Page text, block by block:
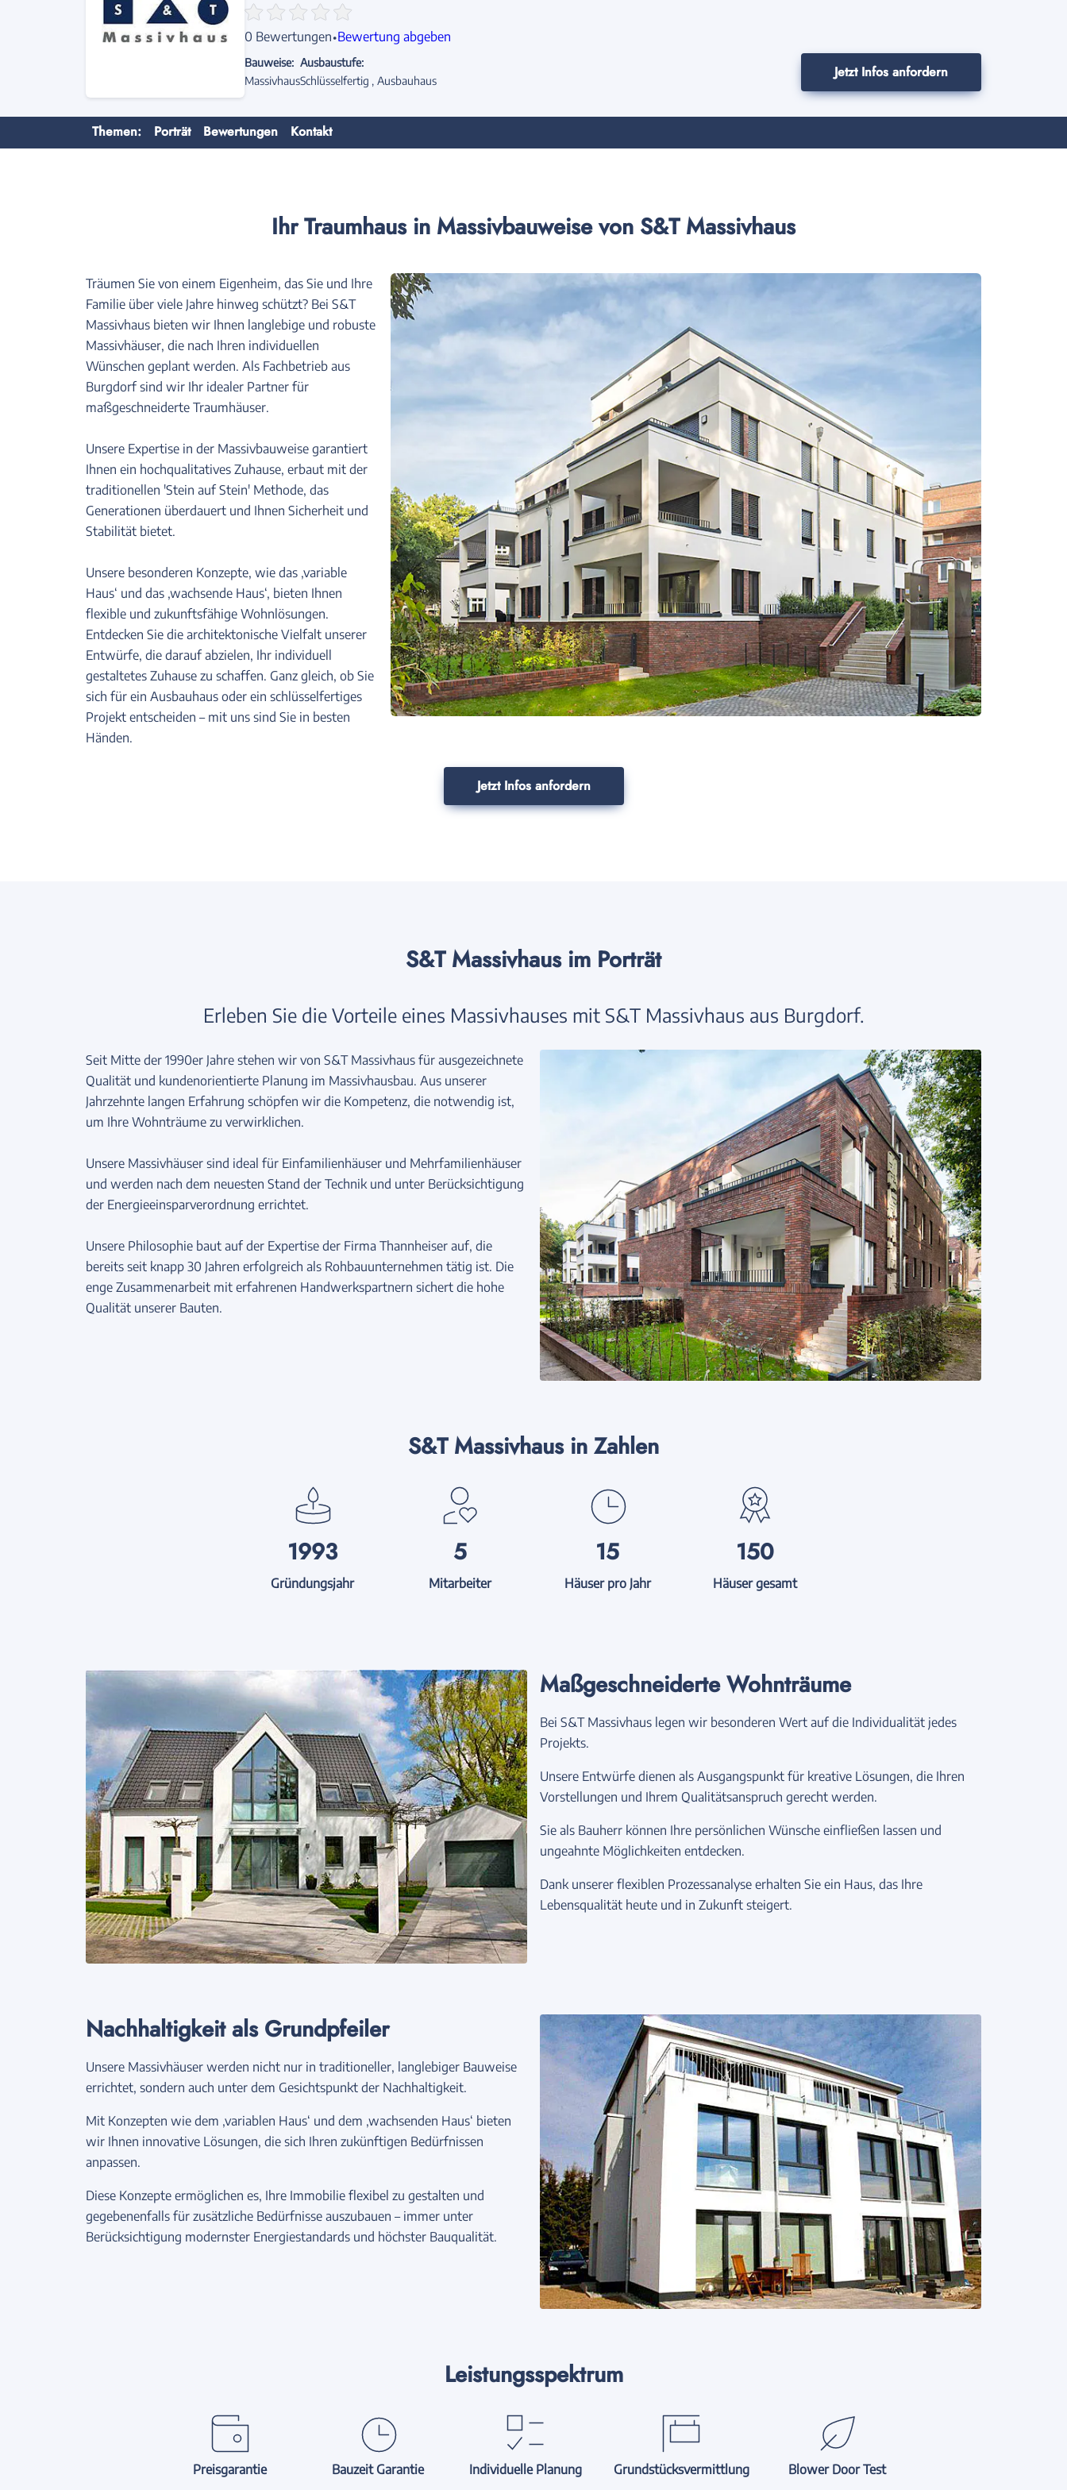
0 Bewertungen·Bewertung abgeben
Bauweise:
Massivhaus
Ausbaustufe:
Schlüsselfertig
Ausbauhaus Jetzt Infos anfordern
Themen: Porträt Bewertungen Kontakt
Ihr Traumhaus in Massivbauweise von S&T Massivhaus
Träumen Sie von einem Eigenheim, das Sie und Ihre
Familie über viele Jahre hinweg schützt? Bei S&T
Massivhaus bieten wir Ihnen langlebige und robuste
Massivhäuser, die nach Ihren individuellen
Wünschen geplant werden. Als Fachbetrieb aus
Burgdorf sind wir Ihr idealer Partner für
maßgeschneiderte Traumhäuser.
Unsere Expertise in der Massivbauweise garantiert
Ihnen ein hochqualitatives Zuhause, erbaut mit der
traditionellen 'Stein auf Stein' Methode, das
Generationen überdauert und Ihnen Sicherheit und
Stabilität bietet.
Unsere besonderen Konzepte, wie das ‚variable
Haus‘ und das ‚wachsende Haus‘, bieten Ihnen
flexible und zukunftsfähige Wohnlösungen.
Entdecken Sie die architektonische Vielfalt unserer
Entwürfe, die darauf abzielen, Ihr individuell
gestaltetes Zuhause zu schaffen. Ganz gleich, ob Sie
sich für ein Ausbauhaus oder ein schlüsselfertiges
Projekt entscheiden – mit uns sind Sie in besten
Händen.
Jetzt Infos anfordern
S&T Massivhaus im Porträt
Erleben Sie die Vorteile eines Massivhauses mit S&T Massivhaus aus Burgdorf.
Seit Mitte der 1990er Jahre stehen wir von S&T Massivhaus für ausgezeichnete
Qualität und kundenorientierte Planung im Massivhausbau. Aus unserer
Jahrzehnte langen Erfahrung schöpfen wir die Kompetenz, die notwendig ist,
um Ihre Wohnträume zu verwirklichen.
Unsere Massivhäuser sind ideal für Einfamilienhäuser und Mehrfamilienhäuser
und werden nach dem neuesten Stand der Technik und unter Berücksichtigung
der Energieeinsparverordnung errichtet.
Unsere Philosophie baut auf der Expertise der Firma Thannheiser auf, die
bereits seit knapp 30 Jahren erfolgreich als Rohbauunternehmen tätig ist. Die
enge Zusammenarbeit mit erfahrenen Handwerkspartnern sichert die hohe
Qualität unserer Bauten.
S&T Massivhaus in Zahlen
1993
Gründungsjahr
5
Mitarbeiter
15
Häuser pro Jahr
150
Häuser gesamt
Maßgeschneiderte Wohnträume
Bei S&T Massivhaus legen wir besonderen Wert auf die Individualität jedes
Projekts.
Unsere Entwürfe dienen als Ausgangspunkt für kreative Lösungen, die Ihren
Vorstellungen und Ihrem Qualitätsanspruch gerecht werden.
Sie als Bauherr können Ihre persönlichen Wünsche einfließen lassen und
ungeahnte Möglichkeiten entdecken.
Dank unserer flexiblen Prozessanalyse erhalten Sie ein Haus, das Ihre
Lebensqualität heute und in Zukunft steigert.
Nachhaltigkeit als Grundpfeiler
Unsere Massivhäuser werden nicht nur in traditioneller, langlebiger Bauweise
errichtet, sondern auch unter dem Gesichtspunkt der Nachhaltigkeit.
Mit Konzepten wie dem ‚variablen Haus‘ und dem ‚wachsenden Haus‘ bieten
wir Ihnen innovative Lösungen, die sich Ihren zukünftigen Bedürfnissen
anpassen.
Diese Konzepte ermöglichen es, Ihre Immobilie flexibel zu gestalten und
gegebenenfalls für zusätzliche Bedürfnisse auszubauen – immer unter
Berücksichtigung modernster Energiestandards und höchster Bauqualität.
Leistungsspektrum
Preisgarantie Bauzeit Garantie Individuelle Planung Grundstücksvermittlung Blower Door Test